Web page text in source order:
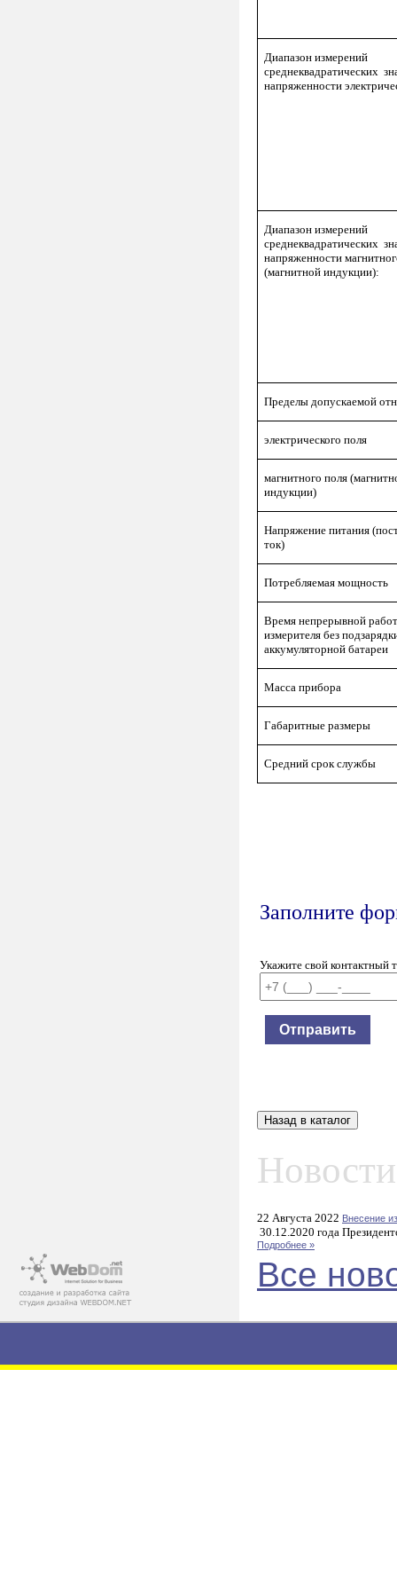
Диапазон измерений
среднеквадратических
напряженности
Диапазон измерений
среднеквадратических
напряженности
(магнитной индукции):
Пределы допускаемой
электрического поля
магнитного поля
индукции)
Напряжение питания
ток)
Потребляемая мощность
Время непрерывной
измерителя без
аккумуляторной батареи
Масса прибора
Габаритные размеры
Средний срок службы
Заполните
Укажите свой контактный
22 Августа 2022 Внесение
30.12.2020 года
Подробнее »
Все